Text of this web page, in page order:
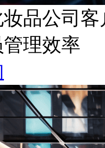
品公司
理效率